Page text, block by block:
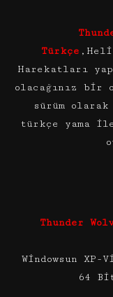
Türkçe
Harekatları
olacağınız bir
sürüm
türkçe yama
Thunder
Windowsun
64